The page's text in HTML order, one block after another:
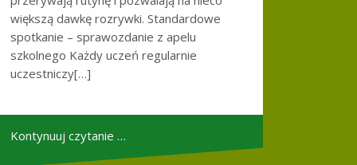
większą dawkę rozrywki. Standardowe
spotkanie – sprawozdanie z apelu
szkolnego Każdy uczeń regularnie
uczestniczy[…]
Kontynuuj czytanie …